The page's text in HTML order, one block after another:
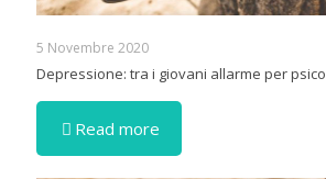
5 Novembre 2020
Depressione: tra i giovani allarme per
Read more